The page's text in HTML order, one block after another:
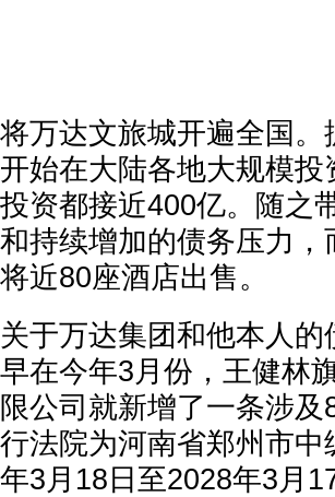
将万达文旅城开遍全国
开始在大陆各地大规模
投资都接近400亿。随之
和持续增加的债务压力
将近80座酒店出售。
关于万达集团和他本人
早在今年3月份，王健林
限公司就新增了一条涉
行法院为河南省郑州市
年3月18日至2028年3月